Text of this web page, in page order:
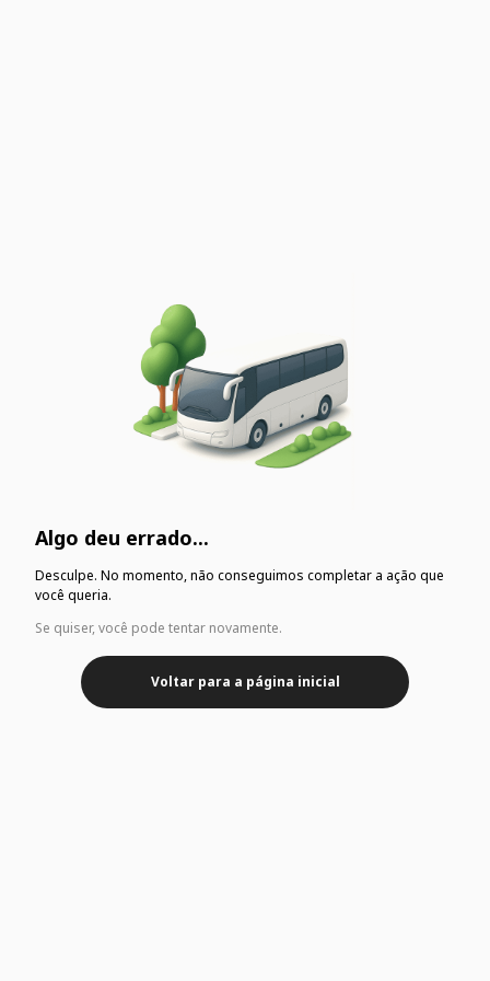
Algo deu errado...
Desculpe. No momento, não conseguimos completar a ação que
você queria.
Se quiser, você pode tentar novamente.
Voltar para a página inicial